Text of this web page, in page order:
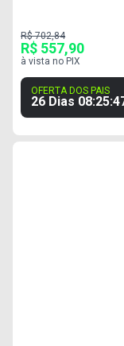
R$ 702,84
R$ 557,90
à vista no PIX
OFERTA DOS PAIS
26 Dias 08:25: